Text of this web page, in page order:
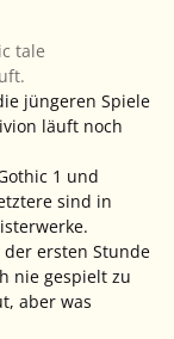
tale
jüngeren Spiele
läuft noch
1 und
sind in
ersten Stunde
nie gespielt zu
aber was